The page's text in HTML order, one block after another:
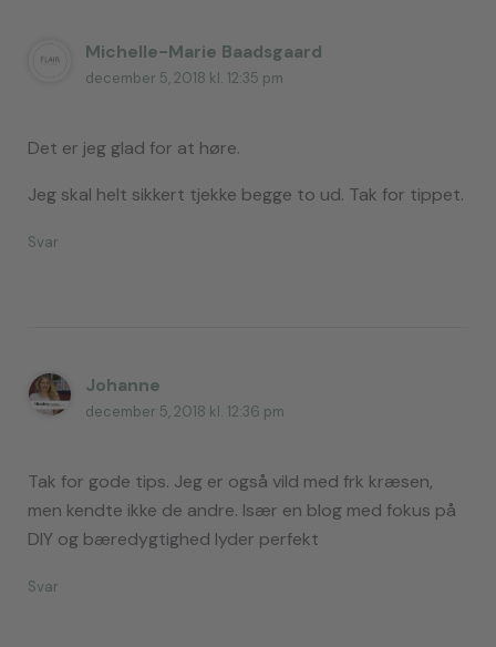
Michelle-Marie Baadsgaard
december 5, 2018 kl. 12:35 pm
Det er jeg glad for at høre.
Jeg skal helt sikkert tjekke begge to ud. Tak for tippet.
Svar
Johanne
december 5, 2018 kl. 12:36 pm
Tak for gode tips. Jeg er også vild med frk kræsen,
men kendte ikke de andre. Især en blog med fokus på
DIY og bæredygtighed lyder perfekt
Svar